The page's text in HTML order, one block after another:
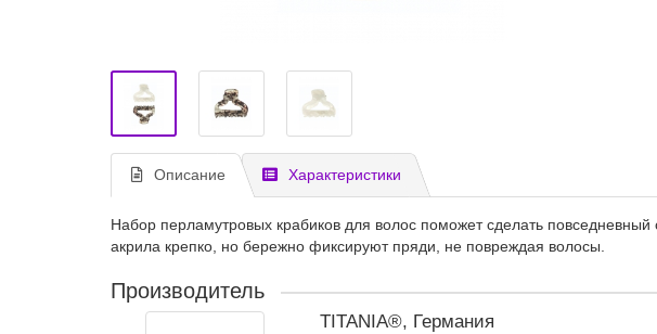
Описание Характеристики
Набор перламутровых крабиков для волос поможет сделать
акрила крепко, но бережно фиксируют пряди, не повреждая волосы.
Производитель
TITANIA®, Германия